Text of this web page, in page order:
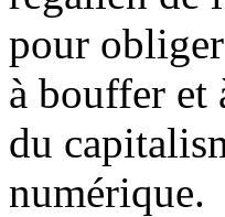
pour
à bouffer et
du
numérique.